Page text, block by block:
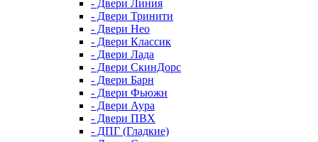
- Двери Линия
- Двери Тринити
- Двери Нео
- Двери Классик
- Двери Лада
- Двери СкинДорс
- Двери Барн
- Двери Фьюжн
- Двери Аура
- Двери ПВХ
- ДПГ (Гладкие)